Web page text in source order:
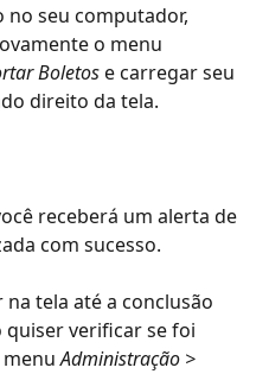
no seu computador,
o menu
Boletos e carregar seu
direito da tela.
receberá um alerta de
com sucesso.
tela até a conclusão
verificar se foi
menu Administração >